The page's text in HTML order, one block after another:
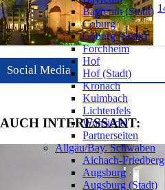
Social Media
AUCH INTERESSANT:
Bayreuth (Stadt)
Coburg
Coburg (Stadt)
Forchheim
Hof
Hof (Stadt)
Kronach
Kulmbach
Lichtenfels
Wunsiedel
Partnerseiten
Allgäu/Bay. Schwaben
Aichach-Friedberg
Augsburg
Augsburg (Stadt)